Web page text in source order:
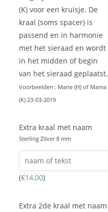
(K) voor een kruisje. De
kraal (soms spacer) is
passend en in harmonie
met het sieraad en wordt
in het midden of begin
van het sieraad geplaatst.
Voorbeelden : Marie (H) of Mama
(K) 23-03-2019
Extra kraal met naam
Sterling Zilver 8 mm
(€14,00)
Extra 2de kraal met naam